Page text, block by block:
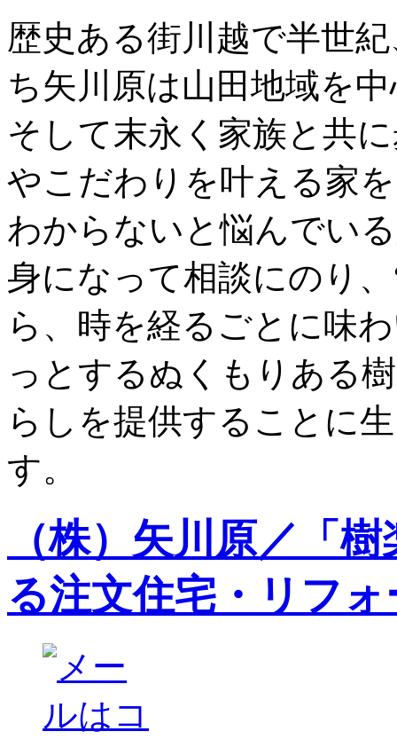
歴史ある街川越で半世
ち矢川原は山田地域を
そして末永く家族と共
やこだわりを叶える家
わからないと悩んでい
身になって相談にのり
ら、時を経るごとに味
っとするぬくもりある
らしを提供することに
す。
（株）矢川原／「
る注文住宅・リフォ